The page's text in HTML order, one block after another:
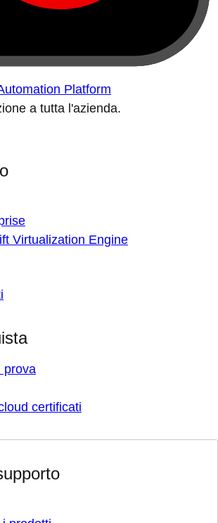
Platform
a tutta l'azienda.
Virtualization Engine
prova
certificati